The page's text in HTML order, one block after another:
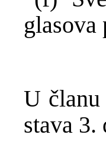
U
stava